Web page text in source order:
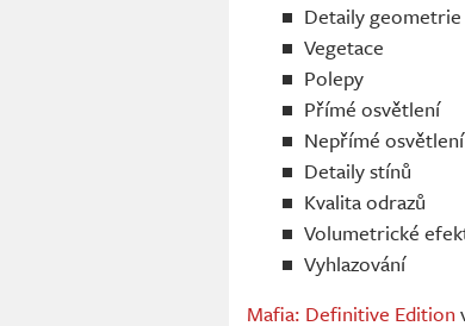
Detaily geometrie
Vegetace
Polepy
Přímé osvětlení
Nepřímé osvětlení
Detaily stínů
Kvalita odrazů
Volumetrické
Vyhlazování
Mafia: Definitive Edition